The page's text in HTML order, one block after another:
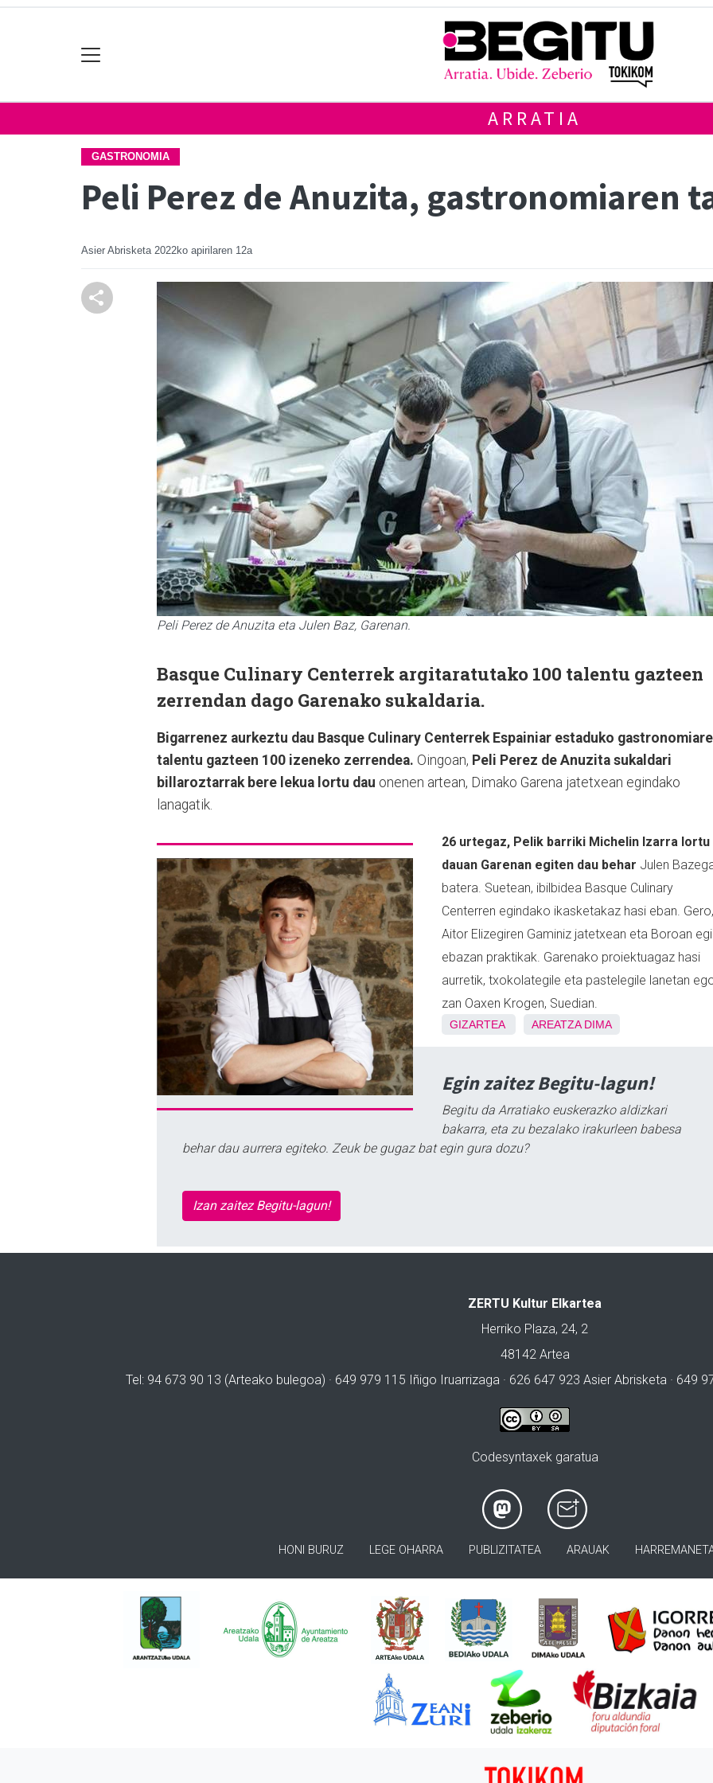
ARRATIA
GASTRONOMIA
Peli Perez de Anuzita, gastronomiaren
Asier Abrisketa 2022ko apirilaren 12a
Peli Perez de Anuzita eta Julen Baz, Garenan.
Basque Culinary Centerrek argitaratutako 100 talentu gazteen
zerrendan dago Garenako sukaldaria.
Bigarrenez aurkeztu dau Basque Culinary Centerrek Espainiar estaduko
talentu gazteen 100 izeneko zerrendea. Oingoan, Peli Perez de Anuzita sukaldari
billaroztarrak bere lekua lortu dau onenen artean, Dimako Garena jatetxean egindako
lanagatik.
26 urtegaz, Pelik barriki Michelin Izarra lortu
dauan Garenan egiten dau behar Julen
batera. Suetean, ibilbidea Basque Culinary
Centerren egindako ikasketakaz hasi eban. Gero,
Aitor Elizegiren Gaminiz jatetxean eta Boroan
ebazan praktikak. Garenako proiektuagaz hasi
aurretik, txokolategile eta pastelegile lanetan
zan Oaxen Krogen, Suedian.
GIZARTEA AREATZA DIMA
Egin zaitez Begitu-lagun!
Begitu da Arratiako euskerazko aldizkari
bakarra, eta zu bezalako irakurleen babesa
behar dau aurrera egiteko. Zeuk be gugaz bat egin gura dozu?
Izan zaitez Begitu-lagun!
ZERTU Kultur Elkartea
Herriko Plaza, 24, 2
48142 Artea
Tel: 94 673 90 13 (Arteako bulegoa) · 649 979 115 Iñigo Iruarrizaga · 626 647 923 Asier Abrisketa · 649
Codesyntaxek garatua
HONI BURUZ LEGE OHARRA PUBLIZITATEA ARAUAK